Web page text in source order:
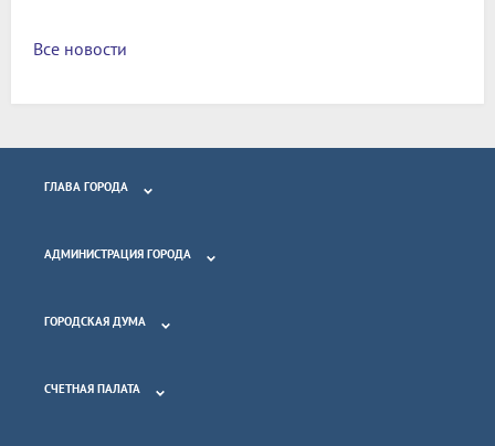
Все новости
ГЛАВА ГОРОДА
АДМИНИСТРАЦИЯ ГОРОДА
ГОРОДСКАЯ ДУМА
СЧЕТНАЯ ПАЛАТА